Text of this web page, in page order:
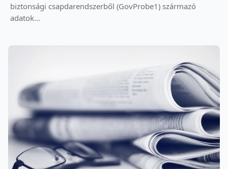
biztonsági csapdarendszerből (GovProbe1) származó
adatok...